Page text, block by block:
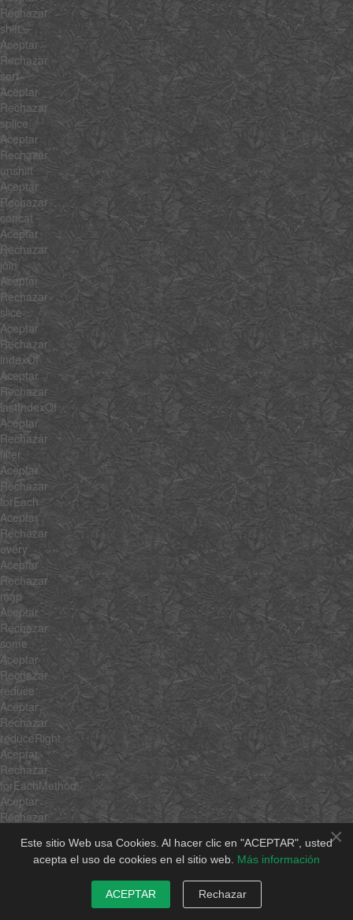
×
Este sitio Web usa Cookies. Al hacer clic en "ACEPTAR", usted
acepta el uso de cookies en el sitio web. Más información
ACEPTAR Rechazar
Rechazar
shift
Aceptar
Rechazar
sort
Aceptar
Rechazar
splice
Aceptar
Rechazar
unshift
Aceptar
Rechazar
concat
Aceptar
Rechazar
join
Aceptar
Rechazar
slice
Aceptar
Rechazar
indexOf
Aceptar
Rechazar
lastIndexOf
Aceptar
Rechazar
filter
Aceptar
Rechazar
forEach
Aceptar
Rechazar
every
Aceptar
Rechazar
map
Aceptar
Rechazar
some
Aceptar
Rechazar
reduce
Aceptar
Rechazar
reduceRight
Aceptar
Rechazar
forEachMethod
Aceptar
Rechazar
clone